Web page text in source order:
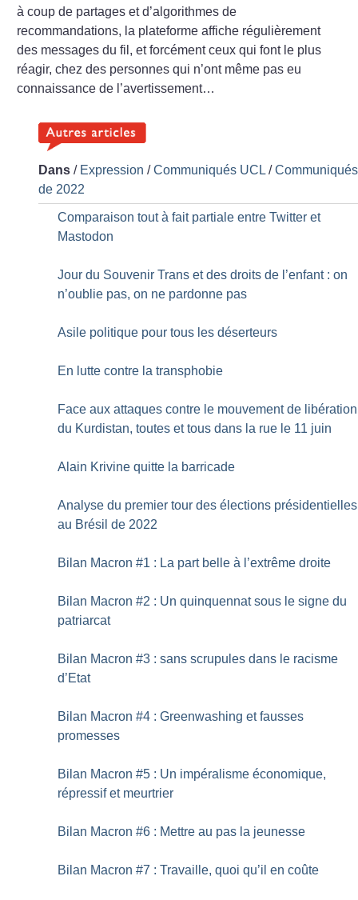
à coup de partages et d’algorithmes de
recommandations, la plateforme affiche régulièrement
des messages du fil, et forcément ceux qui font le plus
réagir, chez des personnes qui n’ont même pas eu
connaissance de l’avertissement…
Dans / Expression /Communiqués UCL /Communiqués
de 2022
Comparaison tout à fait partiale entre Twitter et
Mastodon
Jour du Souvenir Trans et des droits de l’enfant : on
n’oublie pas, on ne pardonne pas
Asile politique pour tous les déserteurs
En lutte contre la transphobie
Face aux attaques contre le mouvement de libération
du Kurdistan, toutes et tous dans la rue le 11 juin
Alain Krivine quitte la barricade
Analyse du premier tour des élections présidentielles
au Brésil de 2022
Bilan Macron #1 : La part belle à l’extrême droite
Bilan Macron #2 : Un quinquennat sous le signe du
patriarcat
Bilan Macron #3 : sans scrupules dans le racisme
d’Etat
Bilan Macron #4 : Greenwashing et fausses
promesses
Bilan Macron #5 : Un impéralisme économique,
répressif et meurtrier
Bilan Macron #6 : Mettre au pas la jeunesse
Bilan Macron #7 : Travaille, quoi qu’il en coûte